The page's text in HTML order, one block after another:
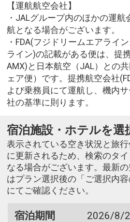
【運航航空会社】
・JALグループ内のほかの運
航となる場合がございます。
・FDA(フジドリームエアライ
ライン)の記載がある便は、提携
AMX)と日本航空（JAL）との
ェア便）です。提携航空会社
よび乗務員にて運航し、機内
社の基準に則ります。
宿泊施設・ホテルを選
表示されている空き状況と旅
に更新されるため、検索のタ
なる場合がございます。最新
はプラン選択後の「ご選択内
にてご確認ください。
宿泊期間
2026/8/